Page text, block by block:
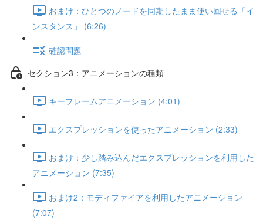
おまけ：ひとつのノードを同期したまま使い回せる「イ
ンスタンス」 (6:26)
確認問題
セクション3：アニメーションの種類
キーフレームアニメーション (4:01)
エクスプレッションを使ったアニメーション (2:33)
おまけ：少し踏み込んだエクスプレッションを利用した
アニメーション (7:35)
おまけ2：モディファイアを利用したアニメーション
(7:07)